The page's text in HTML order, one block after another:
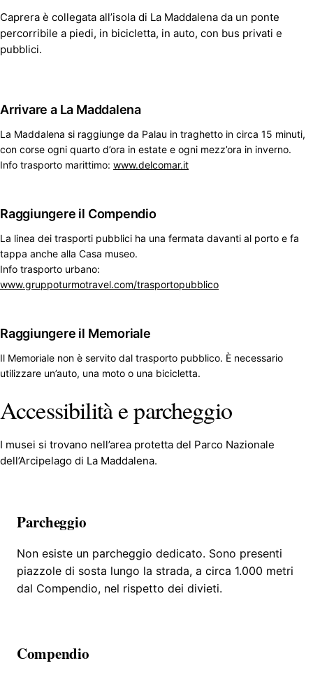
Caprera è collegata all’isola di La Maddalena da un ponte
percorribile a piedi, in bicicletta, in auto, con bus privati e
pubblici.
Arrivare a La Maddalena
La Maddalena si raggiunge da Palau in traghetto in circa 15 minuti,
con corse ogni quarto d’ora in estate e ogni mezz’ora in inverno.
Info trasporto marittimo: www.delcomar.it
Raggiungere il Compendio
La linea dei trasporti pubblici ha una fermata davanti al porto e fa
tappa anche alla Casa museo.
Info trasporto urbano:
www.gruppoturmotravel.com/trasportopubblico
Raggiungere il Memoriale
Il Memoriale non è servito dal trasporto pubblico. È necessario
utilizzare un’auto, una moto o una bicicletta.
Accessibilità e parcheggio
I musei si trovano nell’area protetta del Parco Nazionale
dell’Arcipelago di La Maddalena.
Parcheggio
Non esiste un parcheggio dedicato. Sono presenti
piazzole di sosta lungo la strada, a circa 1.000 metri
dal Compendio, nel rispetto dei divieti.
Compendio